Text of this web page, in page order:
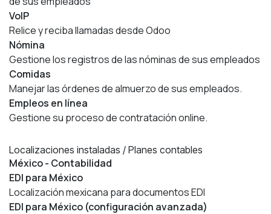
VoIP
Relice y reciba llamadas desde Odoo
Nómina
Gestione los registros de las nóminas de sus empleados
Comidas
Manejar las órdenes de almuerzo de sus empleados.
Empleos en línea
Gestione su proceso de contratación online.
Localizaciones instaladas / Planes contables
México - Contabilidad
EDI para México
Localización mexicana para documentos EDI
EDI para México (configuración avanzada)